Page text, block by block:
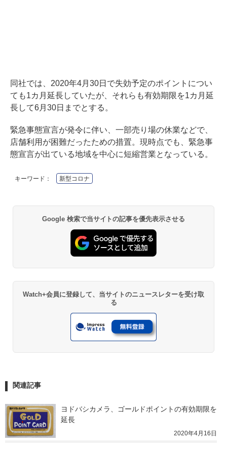
同社では、2020年4月30日で失効予定のポイントについ
ても1カ月延長していたが、それらも有効期限を1カ月延
長して6月30日までとする。
緊急事態宣言が発令に伴い、一部売り場の休業などで、
店舗利用が困難だったための措置。現時点でも、緊急事
態宣言が出ている地域を中心に短縮営業となっている。
キーワード： 新型コロナ
Google 検索で当サイトの記事を優先表示させる
Watch+会員に登録して、当サイトのニュースレターを受け取
る
関連記事
ヨドバシカメラ、ゴールドポイントの有効期限を
延長
2020年4月16日